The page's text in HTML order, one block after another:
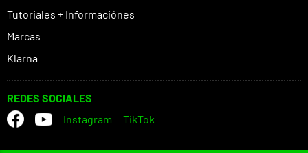
Tutoriales + Informaciónes
Marcas
Klarna
REDES SOCIALES
Instagram
TikTok